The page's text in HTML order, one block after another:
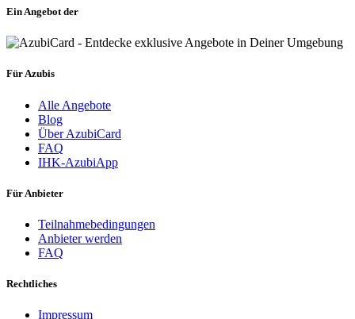
Ein Angebot der
Für Azubis
Alle Angebote
Blog
Über AzubiCard
FAQ
IHK-AzubiApp
Für Anbieter
Teilnahmebedingungen
Anbieter werden
FAQ
Rechtliches
Impressum